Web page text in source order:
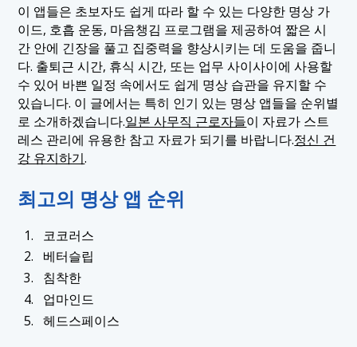
1.4 4. 업마인드
1.5 5. 헤드스페이스
이 앱들은 초보자도 쉽게 따라 할 수 있는 다양한 명상 가
이드, 호흡 운동, 마음챙김 프로그램을 제공하여 짧은 시
간 안에 긴장을 풀고 집중력을 향상시키는 데 도움을 줍니
다. 출퇴근 시간, 휴식 시간, 또는 업무 사이사이에 사용할
수 있어 바쁜 일정 속에서도 쉽게 명상 습관을 유지할 수
있습니다. 이 글에서는 특히 인기 있는 명상 앱들을 순위별
로 소개하겠습니다.일본 사무직 근로자들이 자료가 스트
레스 관리에 유용한 참고 자료가 되기를 바랍니다.정신 건
강 유지하기.
최고의 명상 앱 순위
코코러스
베터슬립
침착한
업마인드
헤드스페이스